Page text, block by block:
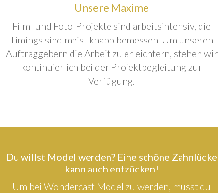
Unsere Maxime
Film- und Foto-Projekte sind arbeitsintensiv, die
Timings sind meist knapp bemessen. Um unseren
Auftraggebern die Arbeit zu erleichtern, stehen wir
kontinuierlich bei der Projektbegleitung zur
Verfügung.
Du willst Model werden? Eine schöne Zahnlücke
kann auch entzücken!
Um bei Wondercast Model zu werden, musst du